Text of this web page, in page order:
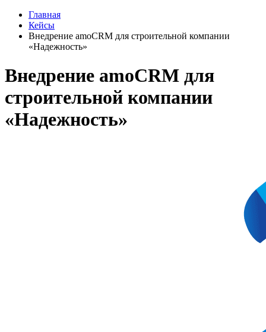
Главная
Кейсы
Внедрение amoCRM для строительной компании
«Надежность»
Внедрение amoCRM для
строительной компании
«Надежность»